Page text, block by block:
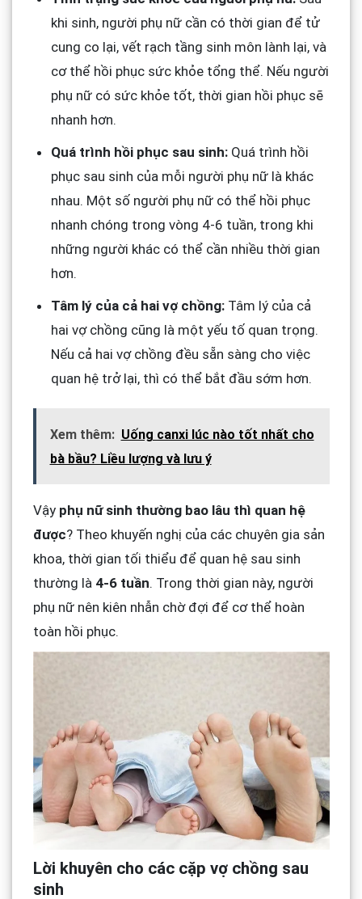
khi sinh, người phụ nữ cần có thời gian để tử
cung co lại, vết rạch tầng sinh môn lành lại, và
cơ thể hồi phục sức khỏe tổng thể. Nếu người
phụ nữ có sức khỏe tốt, thời gian hồi phục sẽ
nhanh hơn.
Quá trình hồi phục sau sinh:Quá trình hồi
phục sau sinh của mỗi người phụ nữ là khác
nhau. Một số người phụ nữ có thể hồi phục
nhanh chóng trong vòng 4-6 tuần, trong khi
những người khác có thể cần nhiều thời gian
hơn.
Tâm lý của cả hai vợ chồng:Tâm lý của cả
hai vợ chồng cũng là một yếu tố quan trọng.
Nếu cả hai vợ chồng đều sẵn sàng cho việc
quan hệ trở lại, thì có thể bắt đầu sớm hơn.
Xem thêm: Uống canxi lúc nào tốt nhất cho
bà bầu? Liều lượng và lưu ý
Vậy phụ nữ sinh thường bao lâu thì quan hệ
được? Theo khuyến nghị của các chuyên gia sản
khoa, thời gian tối thiểu để quan hệ sau sinh
thường là 4-6 tuần. Trong thời gian này, người
phụ nữ nên kiên nhẫn chờ đợi để cơ thể hoàn
toàn hồi phục.
Lời khuyên cho các cặp vợ chồng sau
sinh